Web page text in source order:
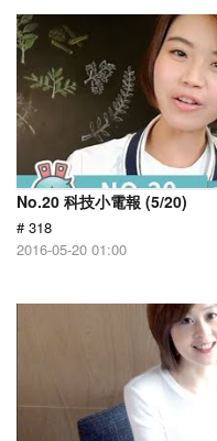
No.20 科技小電報 (5/20)
# 318
2016-05-20 01:00